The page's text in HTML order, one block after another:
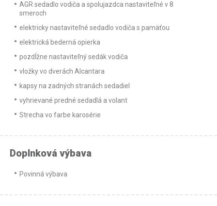
AGR sedadlo vodiča a spolujazdca nastaviteľné v 8
smeroch
elektricky nastaviteľné sedadlo vodiča s pamäťou
elektrická bederná opierka
pozdĺžne nastaviteľný sedák vodiča
vložky vo dverách Alcantara
kapsy na zadných stranách sedadiel
vyhrievané predné sedadlá a volant
Strecha vo farbe karosérie
Doplnková výbava
Povinná výbava